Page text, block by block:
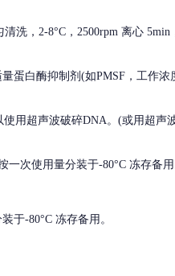
洗，2-8°C，2500rpm 离心
蛋白酶抑制剂(如PMSF，工作
用超声波破碎DNA。(或用超声
一次使用量分装于-80°C 冻存备用
于-80°C 冻存备用。